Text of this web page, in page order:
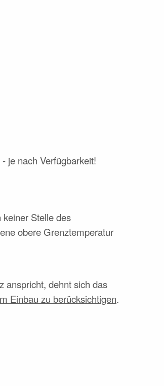
je nach Verfügbarkeit!
Stelle des
obere Grenztemperatur
anspricht, dehnt sich das
Einbau zu berücksichtigen.